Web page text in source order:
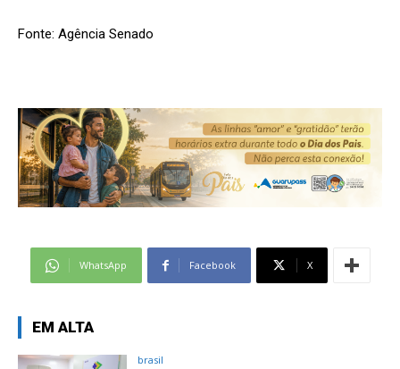
Fonte: Agência Senado
WhatsApp Facebook X
EM ALTA
brasil